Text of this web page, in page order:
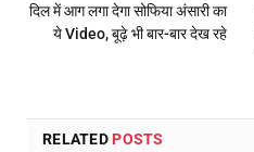
दिल में आग लगा देगा सोफिया अंसारी का
ये Video, बूढ़े भी बार-बार देख रहे
RELATED POSTS